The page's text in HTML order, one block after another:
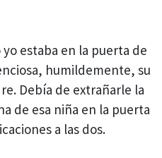
estaba en la puerta de
humildemente, su
Debía de extrañarle la
de esa niña en la puerta
a las dos.